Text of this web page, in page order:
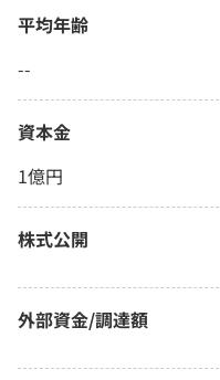
平均年齢
--
資本金
1億円
株式公開
外部資金/調達額